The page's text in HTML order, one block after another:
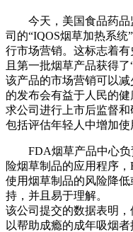
今天，美国食品药
司的“IQOS烟草加热系
行市场营销。这标志着
且第一批烟草产品获得了
该产品的市场营销可以
的发布会有益于人民的
求公司进行上市后监督和
包括评估年轻人中增加使
FDA烟草产品中心负
险烟草制品的应用程序
使用烟草制品的风险降
持，并且易于理解。
该公司提交的数据表明
以帮助成瘾的成年吸烟